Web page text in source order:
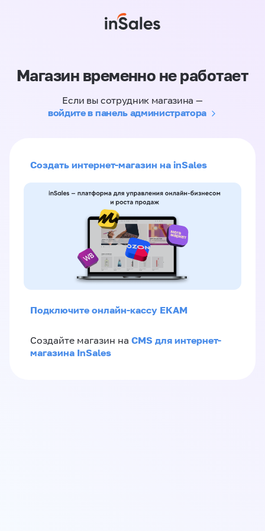
Магазин временно не работает
Если вы сотрудник магазина —
войдите в панель администратора
Создать интернет-магазин на inSales
Подключите онлайн-кассу ЕКАМ
Создайте магазин на CMS для интернет-
магазина InSales